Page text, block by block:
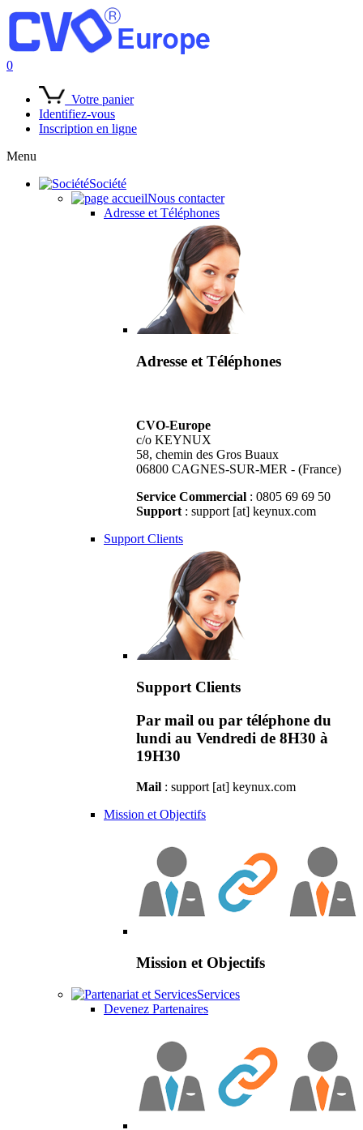
0
Votre panier
Identifiez-vous
Inscription en ligne
Menu
Société
Nous contacter
Adresse et Téléphones
Adresse et Téléphones
CVO-Europe
c/o KEYNUX
58, chemin des Gros Buaux
06800 CAGNES-SUR-MER - (France)
Service Commercial : 0805 69 69 50
Support : support [at] keynux.com
Support Clients
Support Clients
Par mail ou par téléphone du
lundi au Vendredi de 8H30 à
19H30
Mail : support [at] keynux.com
Mission et Objectifs
Mission et Objectifs
Services
Devenez Partenaires